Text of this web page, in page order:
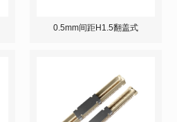
0.5mm间距H1.5翻盖式